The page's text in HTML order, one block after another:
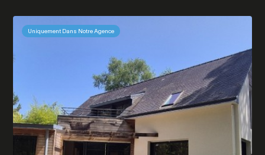
Uniquement Dans Notre Agence